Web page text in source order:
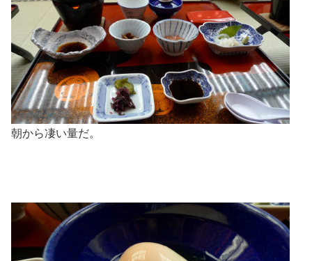
朝から凄い量だ。